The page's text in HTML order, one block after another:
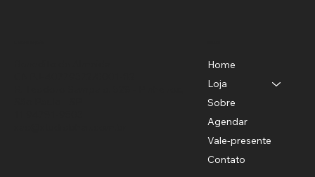
Home
Loja
Sobre
Agendar
Vale-presente
Contato